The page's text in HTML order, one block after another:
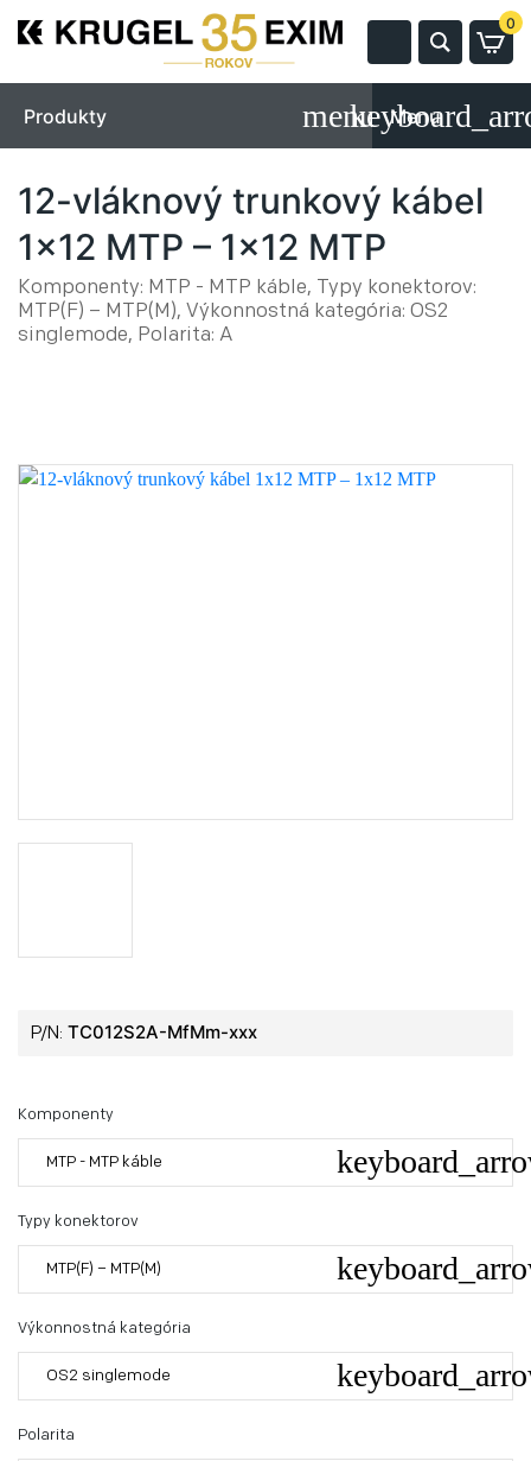
0
Produkty Menu
12-vláknový trunkový kábel
1x12 MTP – 1x12 MTP
Komponenty: MTP - MTP káble, Typy konektorov:
MTP(F) – MTP(M), Výkonnostná kategória: OS2
singlemode, Polarita: A
P/N: TC012S2A-MfMm-xxx
Komponenty
MTP - MTP káble
Typy konektorov
MTP(F) – MTP(M)
Výkonnostná kategória
OS2 singlemode
Polarita